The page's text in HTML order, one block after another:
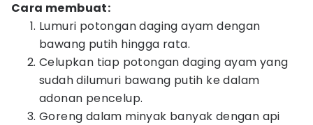
Cara membuat:
Lumuri potongan daging ayam dengan
bawang putih hingga rata.
Celupkan tiap potongan daging ayam yang
sudah dilumuri bawang putih ke dalam
adonan pencelup.
Goreng dalam minyak banyak dengan api